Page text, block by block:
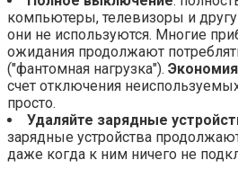
компьютеры, телевизоры и
они не используются. Многие
ожидания продолжают
("фантомная нагрузка").
счет отключения
просто.
Удаляйте зарядные
зарядные устройства
даже когда к ним ничего не